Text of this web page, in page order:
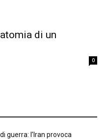
di un
0
guerra: l’Iran provoca